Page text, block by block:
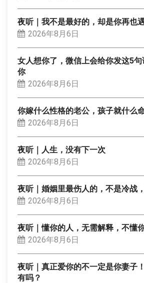
夜听｜我不是最好的，却是你再也
2026年8月6日
女人想你了，微信上会给你发这5
你
2026年8月6日
你嫁什么性格的老公，孩子就什么
2026年8月6日
夜听｜人生，没有下一次
2026年8月6日
夜听｜婚姻里最伤人的，不是冷战
2026年8月6日
夜听｜懂你的人，无需解释，不懂
2026年8月6日
夜听｜真正爱你的不一定是你妻子
有吗？